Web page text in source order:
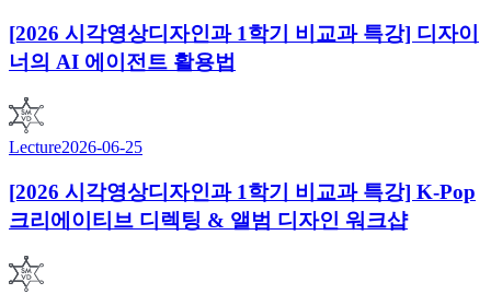
[2026 시각영상디자인과 1학기 비교과 특강] 디자이
너의 AI 에이전트 활용법
Lecture2026-06-25
[2026 시각영상디자인과 1학기 비교과 특강] K-Pop
크리에이티브 디렉팅 & 앨범 디자인 워크샵